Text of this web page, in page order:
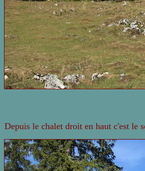
Depuis le chalet droit en haut c'est le